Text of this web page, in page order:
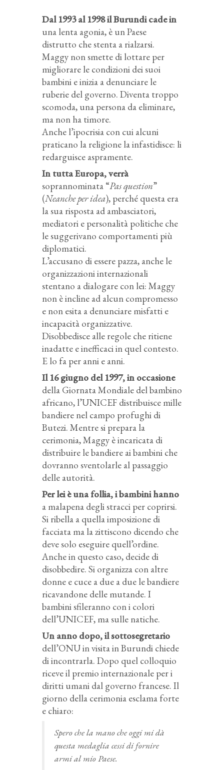
Dal 1993 al 1998 il Burundi cade in
una lenta agonia, è un Paese
distrutto che stenta a rialzarsi.
Maggy non smette di lottare per
migliorare le condizioni dei suoi
bambini e inizia a denunciare le
ruberie del governo. Diventa troppo
scomoda, una persona da eliminare,
ma non ha timore.
Anche l’ipocrisia con cui alcuni
praticano la religione la infastidisce: li
redarguisce aspramente.
In tutta Europa, verrà
soprannominata “Pas question”
(Neanche per idea), perché questa era
la sua risposta ad ambasciatori,
mediatori e personalità politiche che
le suggerivano comportamenti più
diplomatici.
L’accusano di essere pazza, anche le
organizzazioni internazionali
stentano a dialogare con lei: Maggy
non è incline ad alcun compromesso
e non esita a denunciare misfatti e
incapacità organizzative.
Disobbedisce alle regole che ritiene
inadatte e inefficaci in quel contesto.
E lo fa per anni e anni.
Il 16 giugno del 1997, in occasione
della Giornata Mondiale del bambino
africano, l’UNICEF distribuisce mille
bandiere nel campo profughi di
Butezi. Mentre si prepara la
cerimonia, Maggy è incaricata di
distribuire le bandiere ai bambini che
dovranno sventolarle al passaggio
delle autorità.
Per lei è una follia, i bambini hanno
a malapena degli stracci per coprirsi.
Si ribella a quella imposizione di
facciata ma la zittiscono dicendo che
deve solo eseguire quell’ordine.
Anche in questo caso, decide di
disobbedire. Si organizza con altre
donne e cuce a due a due le bandiere
ricavandone delle mutande. I
bambini sfileranno con i colori
dell’UNICEF, ma sulle natiche.
Un anno dopo, il sottosegretario
dell’ONU in visita in Burundi chiede
di incontrarla. Dopo quel colloquio
riceve il premio internazionale per i
diritti umani dal governo francese. Il
giorno della cerimonia esclama forte
e chiaro:
Spero che la mano che oggi mi dà
questa medaglia cessi di fornire
armi al mio Paese.